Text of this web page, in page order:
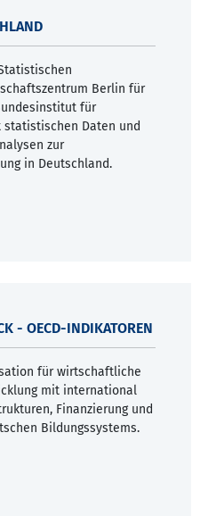
Berlin für
für
Daten und
zur
in Deutschland.
- OECD-INDIKATOREN
für wirtschaftliche
mit international
Finanzierung und
Bildungssystems.